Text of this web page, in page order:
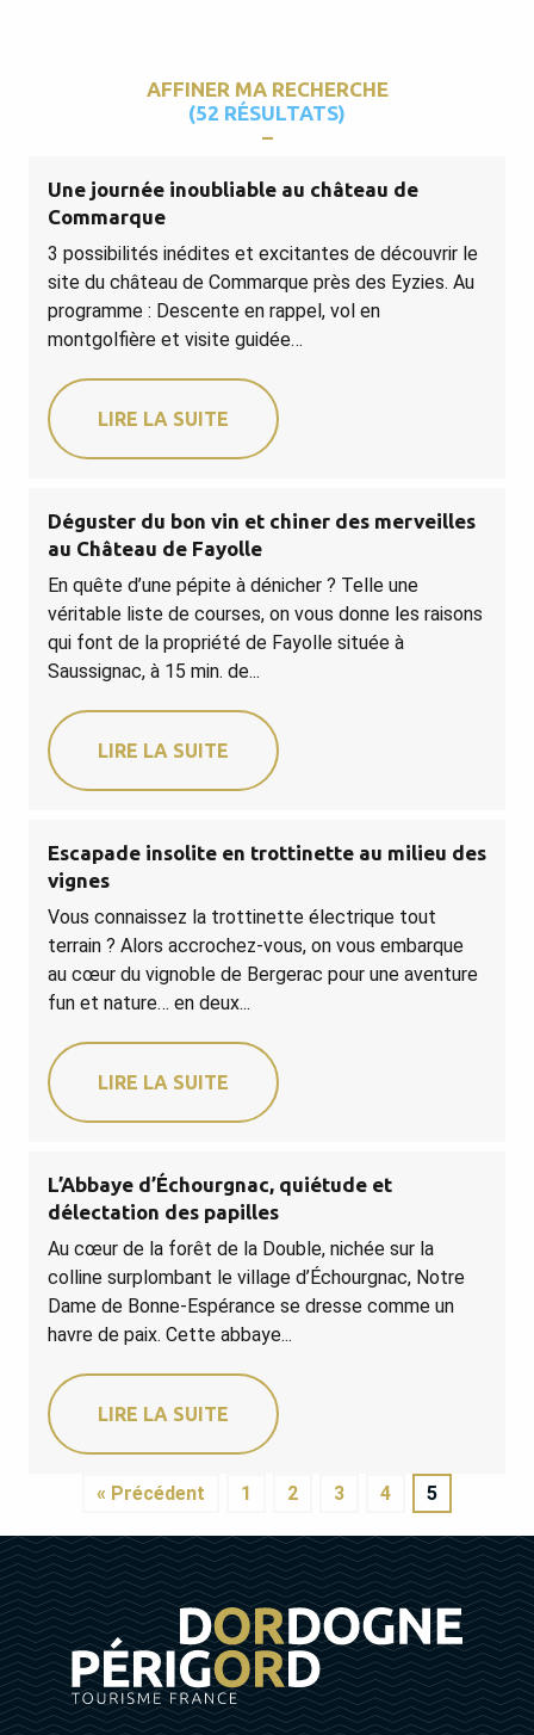
AFFINER MA RECHERCHE
(52 RÉSULTATS)
Une journée inoubliable au château de
Commarque
3 possibilités inédites et excitantes de découvrir le
site du château de Commarque près des Eyzies. Au
programme : Descente en rappel, vol en
montgolfière et visite guidée…
LIRE LA SUITE
Déguster du bon vin et chiner des merveilles
au Château de Fayolle
En quête d’une pépite à dénicher ? Telle une
véritable liste de courses, on vous donne les raisons
qui font de la propriété de Fayolle située à
Saussignac, à 15 min. de...
LIRE LA SUITE
Escapade insolite en trottinette au milieu des
vignes
Vous connaissez la trottinette électrique tout
terrain ? Alors accrochez-vous, on vous embarque
au cœur du vignoble de Bergerac pour une aventure
fun et nature… en deux...
LIRE LA SUITE
L’Abbaye d’Échourgnac, quiétude et
délectation des papilles
Au cœur de la forêt de la Double, nichée sur la
colline surplombant le village d’Échourgnac, Notre
Dame de Bonne-Espérance se dresse comme un
havre de paix. Cette abbaye...
LIRE LA SUITE
« Précédent 1 2 3 4 5